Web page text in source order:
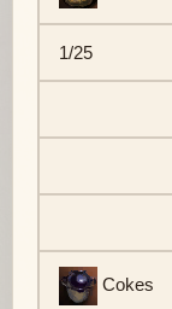
1/25
Cokes